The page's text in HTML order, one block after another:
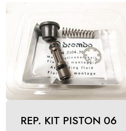
REP. KIT PISTON 06